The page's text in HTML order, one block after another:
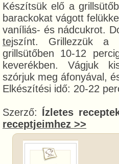
Készítsük elő a
barackokat vágott
vaníliás- és nádcukrot.
tejszínt. Grillezzük a
grillsütőben 10-12
keverékben. Vágjuk
szórjuk meg áfonyával,
Elkészítési idő: 20-22
Szerző: Ízletes
receptjeimhez >>